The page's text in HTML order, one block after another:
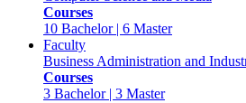
Courses
10 Bachelor | 6 Master
Faculty
Business Administration and
Courses
3 Bachelor | 3 Master